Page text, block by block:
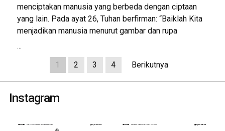
menciptakan manusia yang berbeda dengan ciptaan
yang lain. Pada ayat 26, Tuhan berfirman: “Baiklah Kita
menjadikan manusia menurut gambar dan rupa
...
1
2 3 4 Berikutnya
Instagram